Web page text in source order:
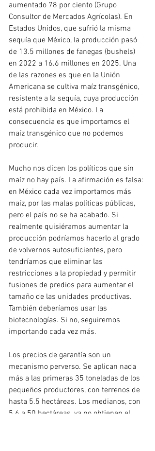
aumentado 78 por ciento (Grupo
Consultor de Mercados Agrícolas). En
Estados Unidos, que sufrió la misma
sequía que México, la producción pasó
de 13.5 millones de fanegas (bushels)
en 2022 a 16.6 millones en 2025. Una
de las razones es que en la Unión
Americana se cultiva maíz transgénico,
resistente a la sequía, cuya producción
está prohibida en México. La
consecuencia es que importamos el
maíz transgénico que no podemos
producir.
Mucho nos dicen los políticos que sin
maíz no hay país. La afirmación es falsa:
en México cada vez importamos más
maíz, por las malas políticas públicas,
pero el país no se ha acabado. Si
realmente quisiéramos aumentar la
producción podríamos hacerlo al grado
de volvernos autosuficientes, pero
tendríamos que eliminar las
restricciones a la propiedad y permitir
fusiones de predios para aumentar el
tamaño de las unidades productivas.
También deberíamos usar las
biotecnologías. Si no, seguiremos
importando cada vez más.
Los precios de garantía son un
mecanismo perverso. Se aplican nada
más a las primeras 35 toneladas de los
pequeños productores, con terrenos de
hasta 5.5 hectáreas. Los medianos, con
5.6 a 50 hectáreas, ya no obtienen el